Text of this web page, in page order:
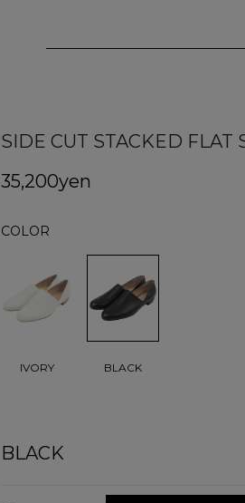
SIDE CUT STACKED FLAT
35,200yen
COLOR
IVORY BLACK
BLACK